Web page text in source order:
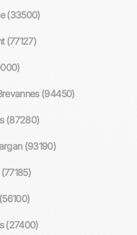
(33500)
(77127)
(94450)
(87280)
(93190)
(27400)